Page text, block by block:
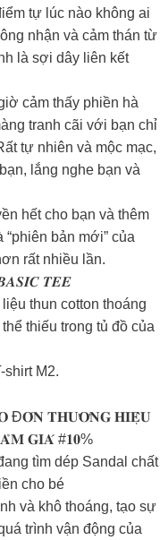
tự lúc nào không ai
nhận và cảm thán từ
là sợi dây liên kết
cảm thấy phiền hà
tranh cãi với bạn chỉ
tự nhiên và mộc mạc,
lắng nghe bạn và
hết cho bạn và thêm
bản mới” của
rất nhiều lần.
𝑩𝑨𝑺𝑰𝑪 𝑻𝑬𝑬
thun cotton thoáng
thiếu trong tủ đồ của
shirt M2.
Đ𝐎́𝐍 𝐓𝐇𝐔̛𝐎̛𝐍𝐆 𝐇𝐈𝐄̣̂𝐔
𝐆𝐈𝐀́ #𝟏𝟎%
tìm dép Sandal chất
cho bé
và khô thoáng, tạo sự
trình vận động của